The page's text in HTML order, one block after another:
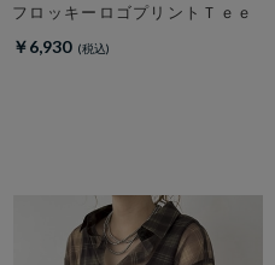
フロッキーロゴプリントＴｅｅ
￥6,930